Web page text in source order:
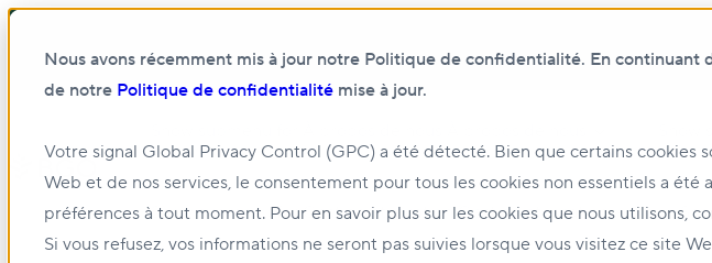
Nous avons récemment mis à jour notre Politique de confidentialité. En continuant
de notre Politique de confidentialité mise à jour.
Votre signal Global Privacy Control (GPC) a été détecté. Bien que certains cookies
Web et de nos services, le consentement pour tous les cookies non essentiels a
préférences à tout moment. Pour en savoir plus sur les cookies que nous utilisons,
Si vous refusez, vos informations ne seront pas suivies lorsque vous visitez ce site
Show submenu for Gestion et location Gestion et location